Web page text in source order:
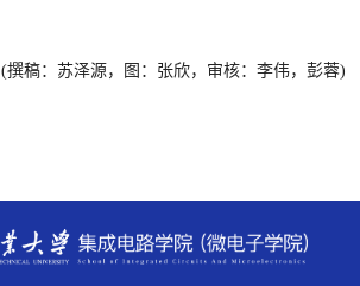
(撰稿：苏泽源，图：张欣，审核：李伟，彭蓉)